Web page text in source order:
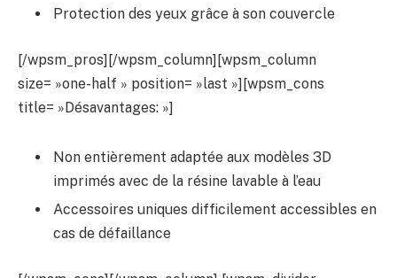
Protection des yeux grâce à son couvercle
[/wpsm_pros][/wpsm_column][wpsm_column
size= »one-half » position= »last »][wpsm_cons
title= »Désavantages: »]
Non entièrement adaptée aux modèles 3D
imprimés avec de la résine lavable à l’eau
Accessoires uniques difficilement accessibles en
cas de défaillance